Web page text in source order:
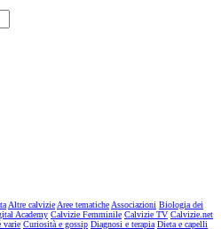
Altre calvizieAree tematicheAssociazioni Biologia dei
Academy Calvizie Femminile Calvizie TV Calvizie.net
varie Curiosità e gossip Diagnosi e terapia Dieta e capelli